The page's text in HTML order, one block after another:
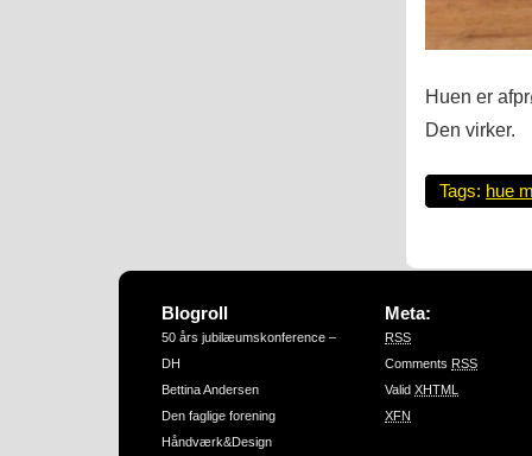
Huen er
Den virker.
Tags: hue
Blogroll
50 års jubilæumskonference –
DH
Bettina Andersen
Den faglige forening
Håndværk&Design
Meta:
RSS
Comments RSS
Valid XHTML
XFN